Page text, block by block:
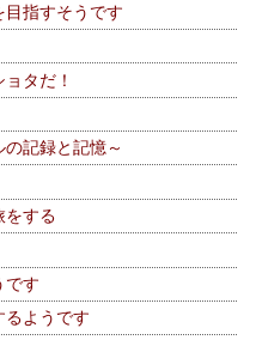
目指すそうです
タだ！
記録と記憶～
をする
です
るようです